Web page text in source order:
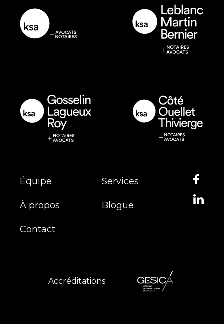
Équipe Services
À propos Blogue
Contact
Accréditations